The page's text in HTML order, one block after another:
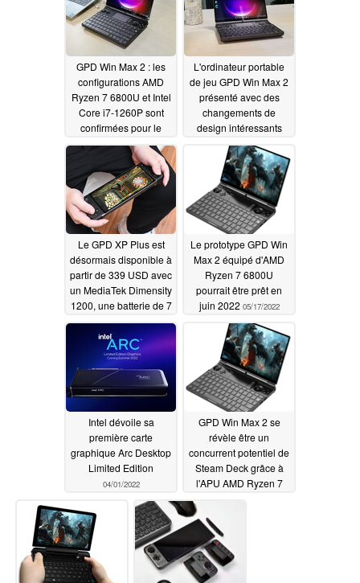
GPD Win Max 2 : les
configurations AMD
Ryzen 7 6800U et Intel
Core i7-1260P sont
confirmées pour le
portable qui sortira en
06/24/2022
L'ordinateur portable
de jeu GPD Win Max 2
présenté avec des
changements de
design intéressants
06/15/2022
Le GPD XP Plus est
désormais disponible à
partir de 339 USD avec
un MediaTek Dimensity
1200, une batterie de 7
000 mAh et un design
modulaire06/01/2022
Le prototype GPD Win
Max 2 équipé d'AMD
Ryzen 7 6800U
pourrait être prêt en
juin 2022 05/17/2022
Intel dévoile sa
première carte
graphique Arc Desktop
Limited Edition
04/01/2022
GPD Win Max 2 se
révèle être un
concurrent potentiel de
Steam Deck grâce à
l'APU AMD Ryzen 7